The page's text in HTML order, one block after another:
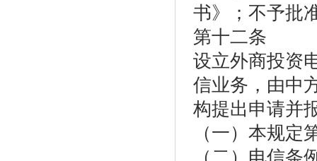
书》；不予批
第十二条
设立外商投资
信业务，由中
构提出申请并
（一）本规